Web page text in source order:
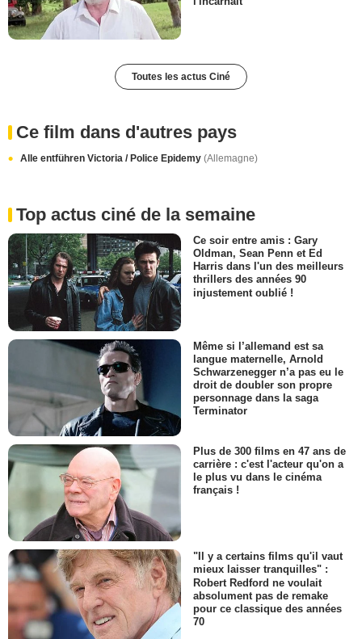
Toutes les actus Ciné
Ce film dans d'autres pays
Alle entführen Victoria / Police Epidemy (Allemagne)
Top actus ciné de la semaine
Ce soir entre amis : Gary
Oldman, Sean Penn et Ed
Harris dans l'un des meilleurs
thrillers des années 90
injustement oublié !
Même si l’allemand est sa
langue maternelle, Arnold
Schwarzenegger n’a pas eu le
droit de doubler son propre
personnage dans la saga
Terminator
Plus de 300 films en 47 ans de
carrière : c'est l'acteur qu'on a
le plus vu dans le cinéma
français !
"Il y a certains films qu'il vaut
mieux laisser tranquilles" :
Robert Redford ne voulait
absolument pas de remake
pour ce classique des années
70